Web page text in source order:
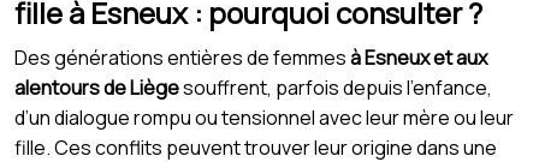
fille à Esneux : pourquoi consulter ?
Des générations entières de femmesà Esneux et aux
alentours de Liègesouffrent, parfois depuis l’enfance,
d’un dialogue rompu ou tensionnel avec leur mère ou leur
fille. Ces conflits peuvent trouver leur origine dans une